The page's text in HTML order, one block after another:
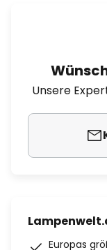
Unsere
Europas